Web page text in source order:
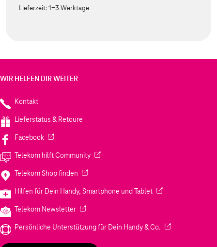
Lieferzeit:1-3 Werktage
WIR HELFEN DIR WEITER
Kontakt
Lieferstatus & Retoure
Facebook(Wird in einem neuen Tab geöffnet)
Telekom hilft Community(Wird in einem neuen Tab geöffnet)
Telekom Shop finden (Wird in einem neuen Tab geöffnet)
Hilfen für Dein Handy, Smartphone und Tablet(Wird in einem
Telekom Newsletter(Wird in einem neuen Tab geöffnet)
Persönliche Unterstützung für Dein Handy & Co. (Wird in einem